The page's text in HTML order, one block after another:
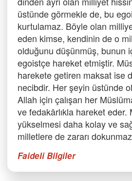
üstünde görmekle de, bu
kurtulamaz. Böyle olan
eden kimse, kendinin de o
olduğunu düşünmüş, bunun
egoistçe hareket etmiştir.
harekete getiren maksat ise
necibdir. Her şeyin üstünde
Allah için çalışan her
ve fedakârlıkla hareket eder.
yükselmesi daha kolay ve
milletlere de zararı
Faideli Bilgiler